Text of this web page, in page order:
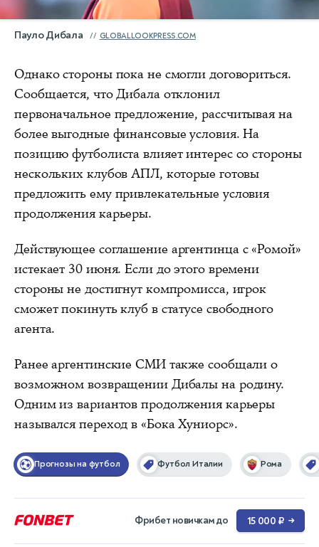
Пауло Дибала GLOBALLOOKPRESS.COM
Однако стороны пока не смогли договориться.
Сообщается, что Дибала отклонил
первоначальное предложение, рассчитывая на
более выгодные финансовые условия. На
позицию футболиста влияет интерес со стороны
нескольких клубов АПЛ, которые готовы
предложить ему привлекательные условия
продолжения карьеры.
Действующее соглашение аргентинца с «Ромой»
истекает 30 июня. Если до этого времени
стороны не достигнут компромисса, игрок
сможет покинуть клуб в статусе свободного
агента.
Ранее аргентинские СМИ также сообщали о
возможном возвращении Дибалы на родину.
Одним из вариантов продолжения карьеры
назывался переход в «Бока Хуниорс».
Прогнозы на футбол Футбол Италии Рома
Фрибет новичкам до 15 000 ₽ →